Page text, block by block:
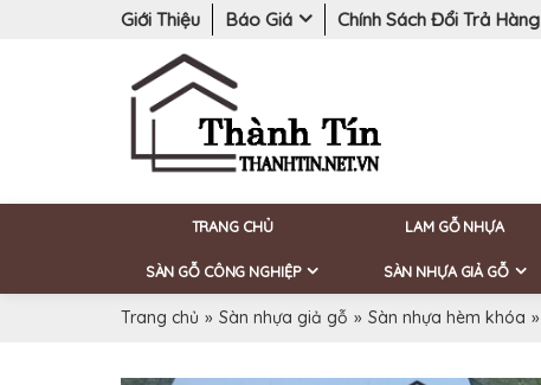
Giới Thiệu Báo Giá Chính Sách Đổi Trả Hàng
TRANG CHỦ LAM GỖ NHỰA
SÀN GỖ CÔNG NGHIỆP SÀN NHỰA GIẢ GỖ
Trang chủ » Sàn nhựa giả gỗ » Sàn nhựa hèm khóa »